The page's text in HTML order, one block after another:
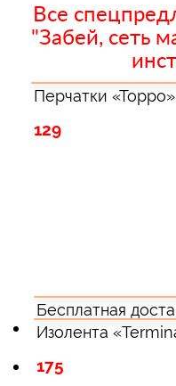
Все
"Забей, сеть
Перчатки «Торро»
129
Изолента
175
Бесплатная